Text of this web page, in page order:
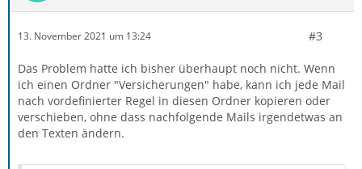
13. November 2021 um 13:24 #3
Das Problem hatte ich bisher überhaupt noch nicht. Wenn
ich einen Ordner "Versicherungen" habe, kann ich jede Mail
nach vordefinierter Regel in diesen Ordner kopieren oder
verschieben, ohne dass nachfolgende Mails irgendetwas an
den Texten ändern.